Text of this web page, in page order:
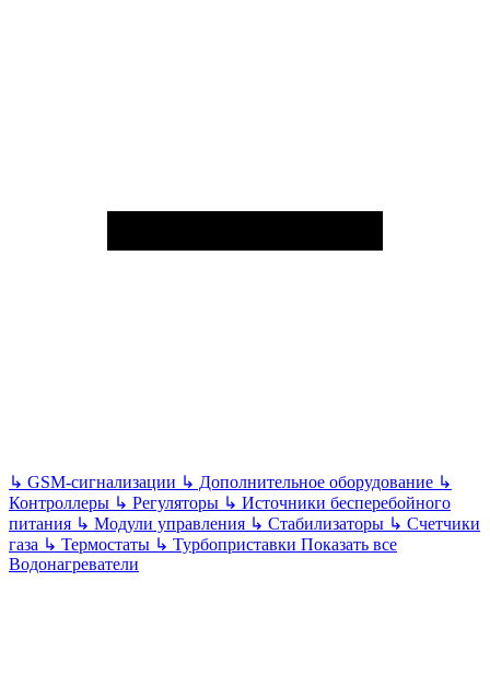
↳ GSM-сигнализации ↳ Дополнительное оборудование ↳
Контроллеры ↳ Регуляторы ↳ Источники бесперебойного
питания ↳ Модули управления ↳ Стабилизаторы ↳ Счетчики
газа ↳ Термостаты ↳ Турбоприставки Показать все
Водонагреватели